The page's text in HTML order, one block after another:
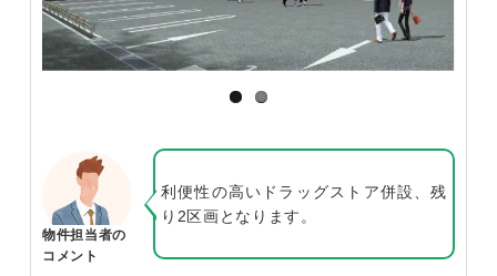
物件担当者の
コメント
利便性の高いドラッグストア併設、残
り2区画となります。